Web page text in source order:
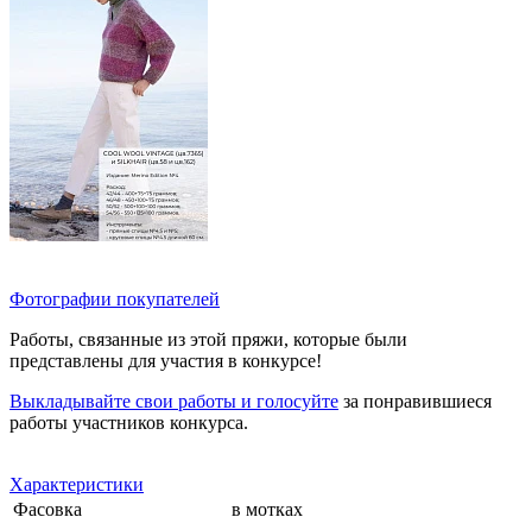
Фотографии покупателей
Работы, связанные из этой пряжи, которые были
представлены для участия в конкурсе!
Выкладывайте свои работы и голосуйте за понравившиеся
работы участников конкурса.
Характеристики
Фасовка
в мотках